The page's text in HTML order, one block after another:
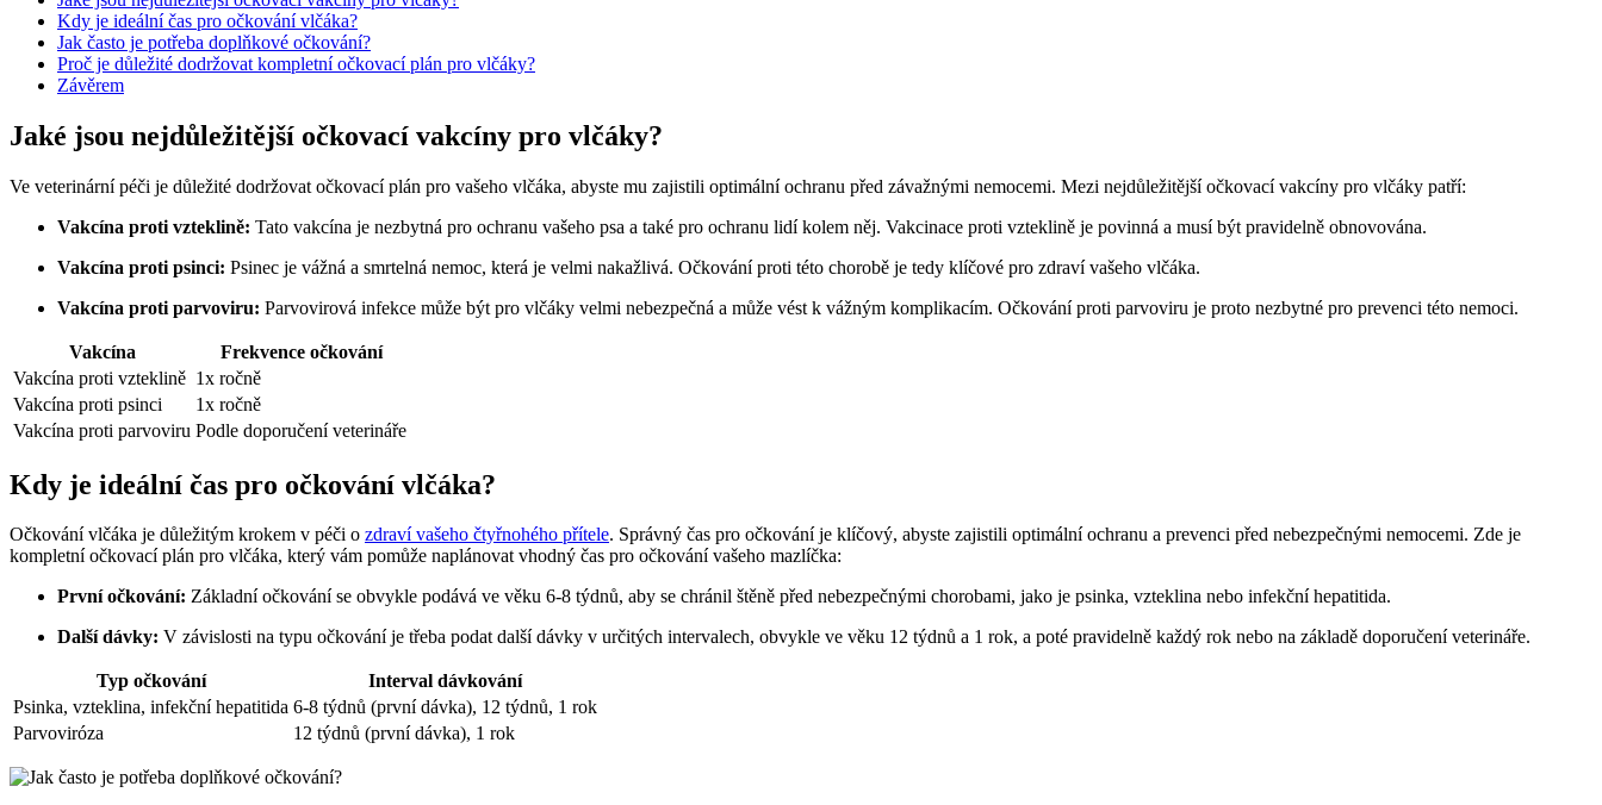
Kdy je ideální čas pro očkování vlčáka?
Jak často je potřeba doplňkové očkování?
Proč je důležité dodržovat kompletní očkovací plán pro vlčáky?
Závěrem
Jaké jsou nejdůležitější očkovací vakcíny pro vlčáky?
Ve veterinární péči je důležité dodržovat očkovací plán pro vašeho vlčáka, abyste mu zajistili optimální ochranu před závažnými nemocemi. Mezi nejdůležitější očkovací vakcíny pro vlčáky patří:
Vakcína proti vzteklině: Tato vakcína je nezbytná pro ochranu vašeho psa a také pro ochranu lidí kolem něj. Vakcinace proti vzteklině je povinná a musí být pravidelně obnovována.
Vakcína proti psinci: Psinec je vážná a smrtelná nemoc, která je velmi nakažlivá. Očkování proti této chorobě je tedy klíčové pro zdraví vašeho vlčáka.
Vakcína proti parvoviru: Parvovirová infekce může být pro vlčáky velmi nebezpečná a může vést k vážným komplikacím. Očkování proti parvoviru je proto nezbytné pro prevenci této nemoci.
Vakcína
Frekvence očkování
Vakcína proti vzteklině 1x ročně
Vakcína proti psinci
1x ročně
Vakcína proti parvoviru Podle doporučení veterináře
Kdy je ideální čas pro očkování vlčáka?
Očkování vlčáka je důležitým krokem v péči o zdraví vašeho čtyřnohého přítele. Správný čas pro očkování je klíčový, abyste zajistili optimální ochranu a prevenci před nebezpečnými nemocemi. Zde je
kompletní očkovací plán pro vlčáka, který vám pomůže naplánovat vhodný čas pro očkování vašeho mazlíčka:
První očkování: Základní očkování se obvykle podává ve věku 6-8 týdnů, aby se chránil štěně před nebezpečnými chorobami, jako je psinka, vzteklina nebo infekční hepatitida.
Další dávky: V závislosti na typu očkování je třeba podat další dávky v určitých intervalech, obvykle ve věku 12 týdnů a 1 rok, a poté pravidelně každý rok nebo na základě doporučení veterináře.
Typ očkování
Interval dávkování
Psinka, vzteklina, infekční hepatitida 6-8 týdnů (první dávka), 12 týdnů, 1 rok
Parvoviróza
12 týdnů (první dávka), 1 rok